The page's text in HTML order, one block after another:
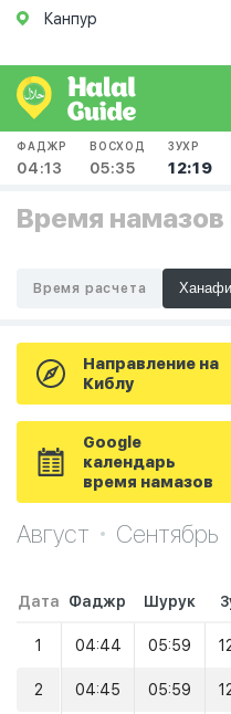
Канпур
ФАДЖР
04:13
ВОСХОД
05:35
ЗУХР
12:19
Время намазов
Время расчета
Направление на
Киблу
Google
календарь
время намазов
Август Сентябрь
Дата Фаджр Шурук
1 04:44 05:59
2 04:45 05:59